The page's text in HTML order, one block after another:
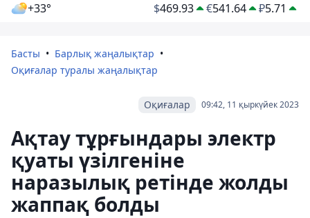
+33° $469.93 €541.64 ₽5.71
Басты
Барлық жаңалықтар
Оқиғалар туралы жаңалықтар
09:42, 11 қыркүйек 2023
Оқиғалар
Ақтау тұрғындары электр
қуаты үзілгеніне
наразылық ретінде жолды
жаппақ болды